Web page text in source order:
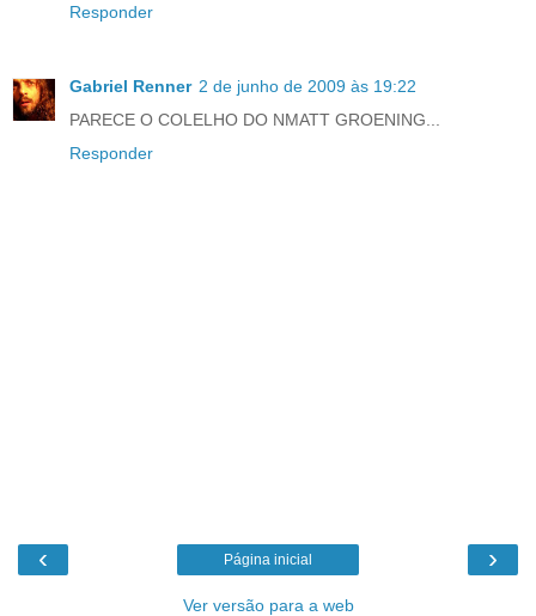
Responder
Gabriel Renner 2 de junho de 2009 às 19:22
PARECE O COLELHO DO NMATT GROENING...
Responder
‹ ›
Página inicial
Ver versão para a web